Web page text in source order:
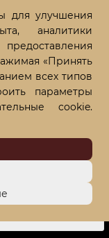
для улучшения
аналитики
«Принять
всех типов
параметры
cookie.